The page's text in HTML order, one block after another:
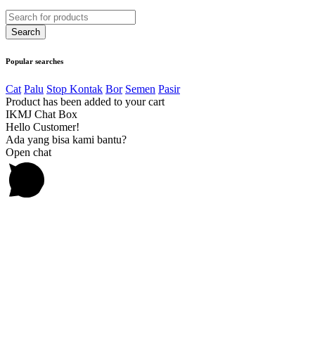
Popular searches
Cat Palu Stop Kontak Bor Semen Pasir
Product has been added to your cart
IKMJ Chat Box
Hello Customer!
Ada yang bisa kami bantu?
Open chat